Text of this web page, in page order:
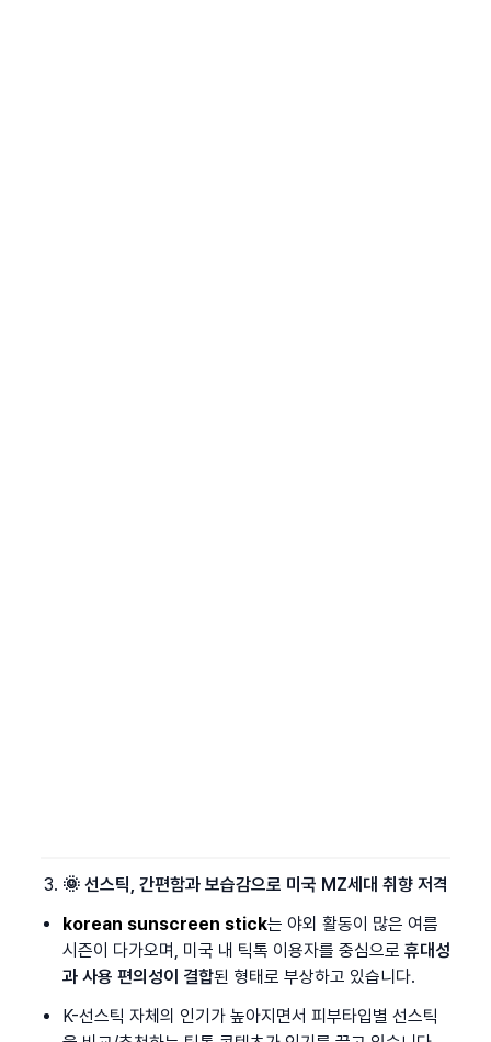
🌞 선스틱, 간편함과 보습감으로 미국 MZ세대 취향 저격
korean sunscreen stick는 야외 활동이 많은 여름
시즌이 다가오며, 미국 내 틱톡 이용자를 중심으로 휴대성
과 사용 편의성이 결합된 형태로 부상하고 있습니다.
K-선스틱 자체의 인기가 높아지면서 피부타입별 선스틱